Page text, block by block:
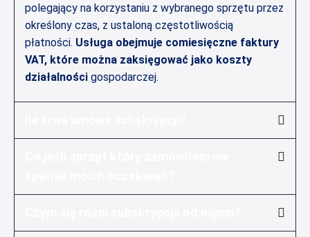
polegający na korzystaniu z wybranego sprzętu przez
określony czas, z ustaloną częstotliwością
płatności. Usługa obejmuje comiesięczne faktury
VAT, które można zaksięgować jako koszty
działalności gospodarczej.